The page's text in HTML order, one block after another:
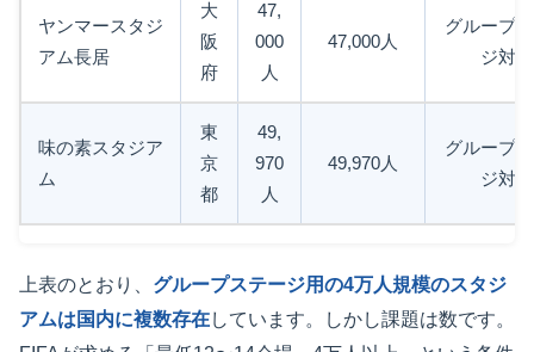
ヤンマースタジ
アム長居
大
阪
府
47,
000
人
47,000人
グループ
ジ対応
味の素スタジア
ム
東
京
都
49,
970
人
49,970人
グループ
ジ対応
上表のとおり、 グループステージ用の4万人規模のスタジ
アムは国内に複数存在しています。しかし課題は数です。